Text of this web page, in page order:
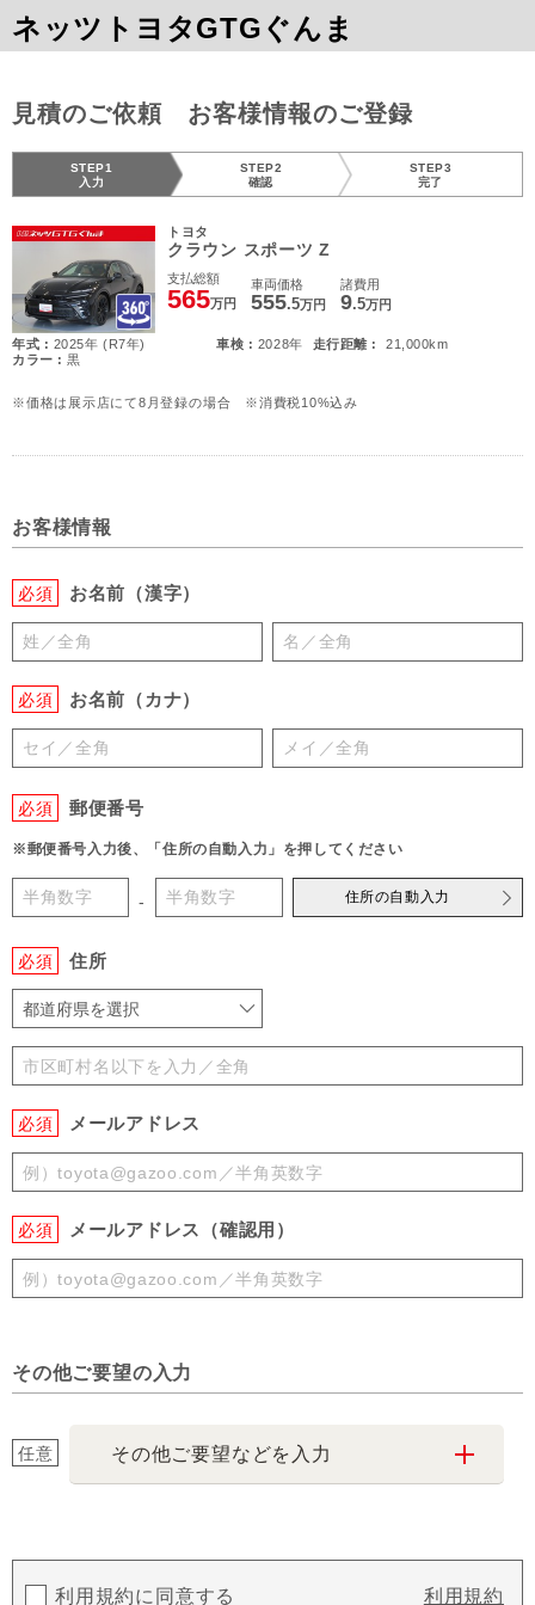
ネッツトヨタGTGぐんま
見積のご依頼 お客様情報のご登録
STEP1
入力
STEP2
確認
STEP3
完了
トヨタ
クラウン スポーツ Z
支払総額
565万円
車両価格
555.5万円
諸費用
9.5万円
年式 : 2025年 (R7年) 車検 : 2028年 走行距離 :
21,000km
カラー :黒
※価格は展示店にて8月登録の場合 ※消費税10%込み
お客様情報
必須 お名前（漢字）
必須 お名前（カナ）
必須 郵便番号
※郵便番号入力後、「住所の自動入力」を押してください
- 住所の自動入力
必須 住所
都道府県を選択
必須 メールアドレス
必須 メールアドレス（確認用）
その他ご要望の入力
任意 その他ご要望などを入力
利用規約に同意する 利用規約